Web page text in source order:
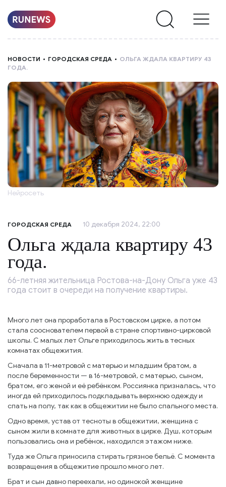
О
НАС
НОВОСТИ ГОРОДСКАЯ СРЕДА
ОЛЬГА ЖДАЛА КВАРТИРУ 43
ГОДА.
Нейросеть
ГОРОДСКАЯ СРЕДА 10 декабря 2024, 22:00
Ольга ждала квартиру 43
года.
66-летняя жительница Ростова-на-Дону Ольга уже 43
года стоит в очереди на получение квартиры.
Много лет она проработала в Ростовском цирке, а потом
стала сооснователем первой в стране спортивно-цирковой
школы. С малых лет Ольге приходилось жить в тесных
комнатах общежития.
Сначала в 11-метровой с матерью и младшим братом, а
после беременности — в 16-метровой, с матерью, сыном,
братом, его женой и её ребёнком. Россиянка призналась, что
иногда ей приходилось подкладывать верхнюю одежду и
спать на полу, так как в общежитии не было спального места.
Одно время, устав от тесноты в общежитии, женщина с
сыном жили в комнате для животных в цирке. Душ, которым
пользовались она и ребёнок, находился этажом ниже.
Туда же Ольга приносила стирать грязное бельё. С момента
возвращения в общежитие прошло много лет.
Брат и сын давно переехали, но одинокой женщине